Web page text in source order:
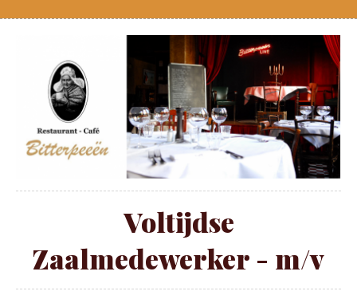
Voltijdse
Zaalmedewerker - m/v